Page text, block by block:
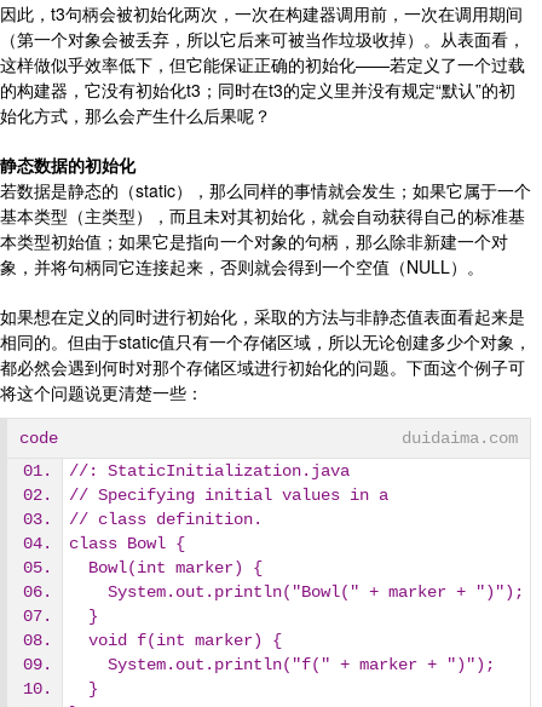
因此，t3句柄会被初始化两次，一次在构建器调用前，一次在调用期间
（第一个对象会被丢弃，所以它后来可被当作垃圾收掉）。从表面看，
这样做似乎效率低下，但它能保证正确的初始化——若定义了一个过载
的构建器，它没有初始化t3；同时在t3的定义里并没有规定“默认”的初
始化方式，那么会产生什么后果呢？
静态数据的初始化
若数据是静态的（static），那么同样的事情就会发生；如果它属于一个
基本类型（主类型），而且未对其初始化，就会自动获得自己的标准基
本类型初始值；如果它是指向一个对象的句柄，那么除非新建一个对
象，并将句柄同它连接起来，否则就会得到一个空值（NULL）。
如果想在定义的同时进行初始化，采取的方法与非静态值表面看起来是
相同的。但由于static值只有一个存储区域，所以无论创建多少个对象，
都必然会遇到何时对那个存储区域进行初始化的问题。下面这个例子可
将这个问题说更清楚一些：
code
duidaima.com
//: StaticInitialization.java
// Specifying initial values in a
// class definition.
class Bowl {
  Bowl(int marker) {
    System.out.println("Bowl(" + marker + ")");
  }
  void f(int marker) {
    System.out.println("f(" + marker + ")");
  }